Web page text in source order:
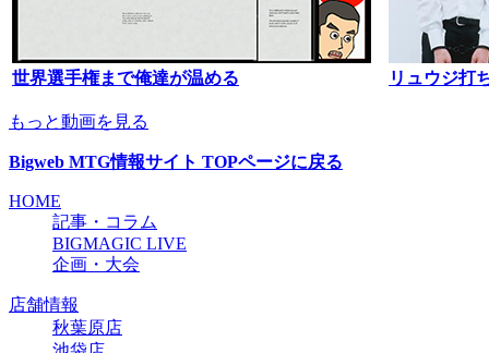
世界選手権まで俺達が温める リュウジ打
もっと動画を見る
Bigweb MTG情報サイト TOPページに戻る
HOME
記事・コラム
BIGMAGIC LIVE
企画・大会
店舗情報
秋葉原店